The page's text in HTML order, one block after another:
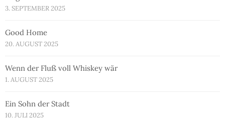
3. SEPTEMBER 2025
Good Home
20. AUGUST 2025
Wenn der Fluß voll Whiskey wär
1. AUGUST 2025
Ein Sohn der Stadt
10. JULI 2025